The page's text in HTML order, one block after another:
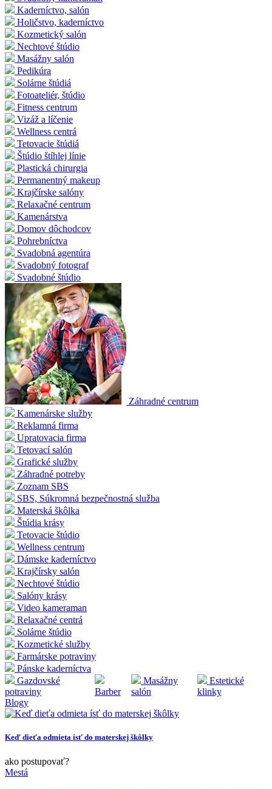
Kaderníctvo, salón
Holičstvo, kaderníctvo
Kozmetický salón
Nechtové štúdio
Masážny salón
Pedikúra
Solárne štúdiá
Fotoateliér, štúdio
Fitness centrum
Vizáž a líčenie
Wellness centrá
Tetovacie štúdiá
Štúdio štíhlej línie
Plastická chirurgia
Permanentný makeup
Krajčírske salóny
Relaxačné centrum
Kamenárstva
Domov dôchodcov
Pohrebníctva
Svadobná agentúra
Svadobný fotograf
Svadobné štúdio
Záhradné centrum
Kamenárske služby
Reklamná firma
Upratovacia firma
Tetovací salón
Grafické služby
Záhradné potreby
Zoznam SBS
SBS, Súkromná bezpečnostná služba
Materská škôlka
Štúdia krásy
Tetovacie štúdio
Wellness centrum
Dámske kaderníctvo
Krajčírsky salón
Nechtové štúdio
Salóny krásy
Video kameraman
Relaxačné centrá
Solárne štúdio
Kozmetické služby
Farmárske potraviny
Pánske kaderníctva
Gazdovské
potraviny
Barber
Masážny
salón
Estetické
klinky
Blogy
Keď dieťa odmieta ísť do materskej škôlky
ako postupovať?
Mestá